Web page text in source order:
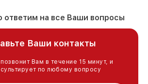
ответим на все Ваши вопросы
Ваши контакты
Вам в течение 15 минут, и
по любому вопросу